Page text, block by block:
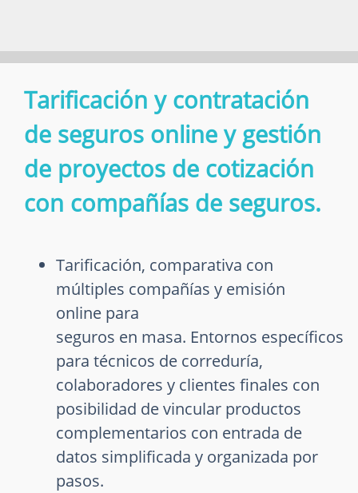
Tarificación y contratación
de seguros online y gestión
de proyectos de cotización
con compañías de seguros.
Tarificación, comparativa con
múltiples compañías y emisión
online para
seguros en masa. Entornos específicos
para técnicos de correduría,
colaboradores y clientes finales con
posibilidad de vincular productos
complementarios con entrada de
datos simplificada y organizada por
pasos.